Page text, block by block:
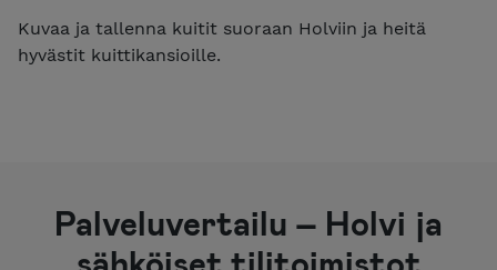
Kuvaa ja tallenna kuitit suoraan Holviin ja heitä
hyvästit kuittikansioille.
Palveluvertailu – Holvi ja